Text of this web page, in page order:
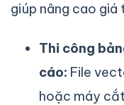
giúp nâng cao giá
Thi công
cáo: File
hoặc máy